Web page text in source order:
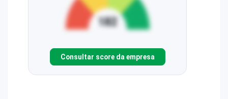
Consultar score da empresa